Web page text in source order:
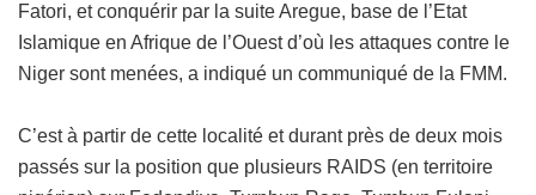
Fatori, et conquérir par la suite Aregue, base de l’Etat
Islamique en Afrique de l’Ouest d’où les attaques contre le
Niger sont menées, a indiqué un communiqué de la FMM.
C’est à partir de cette localité et durant près de deux mois
passés sur la position que plusieurs RAIDS (en territoire